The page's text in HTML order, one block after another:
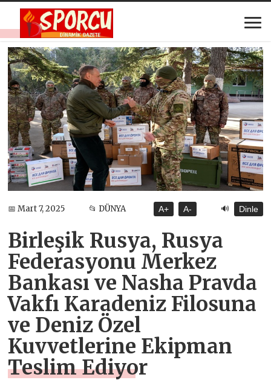
📅 Mart 7, 2025 📂 DÜNYA A+ A- 🔊 Dinle
Birleşik Rusya, Rusya
Federasyonu Merkez
Bankası ve Nasha Pravda
Vakfı Karadeniz Filosuna
ve Deniz Özel
Kuvvetlerine Ekipman
Teslim Ediyor